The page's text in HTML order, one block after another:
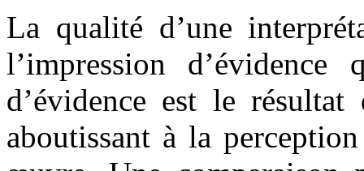
La qualité d’une
l’impression
d’évidence est le
aboutissant à la